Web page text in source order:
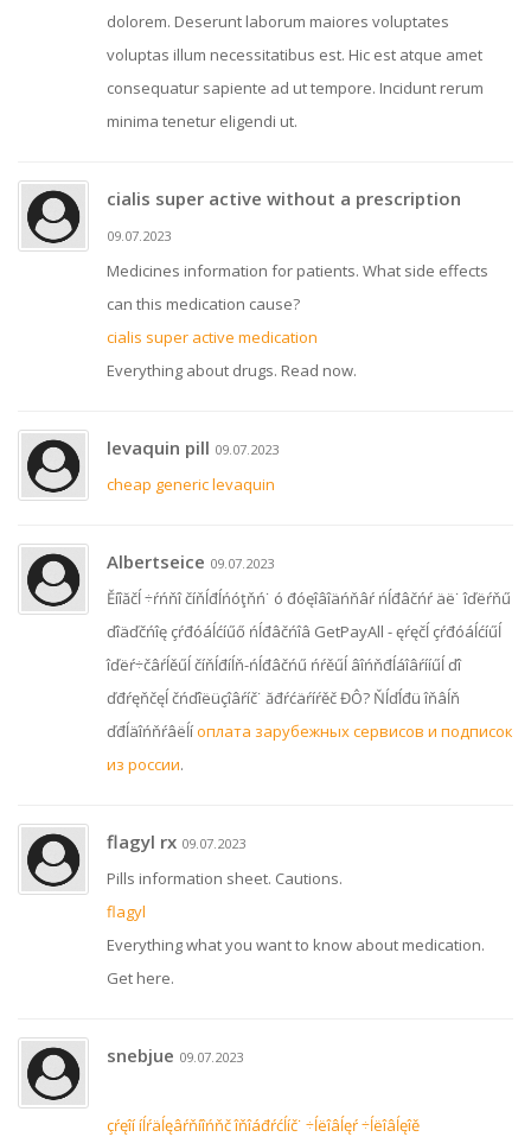
dolorem. Deserunt laborum maiores voluptates
voluptas illum necessitatibus est. Hic est atque amet
consequatur sapiente ad ut tempore. Incidunt rerum
minima tenetur eligendi ut.
cialis super active without a prescription
09.07.2023
Medicines information for patients. What side effects
can this medication cause?
cialis super active medication
Everything about drugs. Read now.
levaquin pill 09.07.2023
cheap generic levaquin
Albertseice 09.07.2023
Ěíîăčĺ ÷ŕńňî číňĺđĺńóţňń˙ ó đóęîâîäńňâŕ ńĺđâčńŕ äë˙ îďëŕňű
ďîäďčńîę çŕđóáĺćíűő ńĺđâčńîâ GetPayAll - ęŕęčĺ çŕđóáĺćíűĺ
îďëŕ÷čâŕĺěűĺ číňĺđíĺň-ńĺđâčńű ńŕěűĺ âîńňđĺáîâŕííűĺ ďî
ďđŕęňčęĺ čńďîëüçîâŕíč˙ ăđŕćäŕíŕěč ĐÔ? Ňĺďĺđü îňâĺň
ďđĺäîńňŕâëĺíоплата зарубежных сервисов и подписок
из россии.
flagyl rx 09.07.2023
Pills information sheet. Cautions.
flagyl
Everything what you want to know about medication.
Get here.
snebjue 09.07.2023
çŕęîí íĺŕäĺęâŕňíîńňč îňîáđŕćĺíč˙ ÷ĺëîâĺęŕ ÷ĺëîâĺęîě